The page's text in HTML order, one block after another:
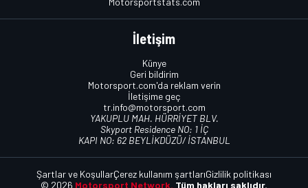
İletişim
Künye
Geri bildirim
Motorsport.com'da reklam verin
İletişime geç
tr.info@motorsport.com
YAKUPLU MAH. HÜRRİYET BLV.
Skyport Residence NO: 1 İÇ
KAPI NO: 62 BEYLİKDÜZÜ/ İSTANBUL
© 2026 Motorsport Network. Tüm hakları saklıdır.
Şartlar ve KoşullarÇerez kullanım şartlarıGizlilik politikası